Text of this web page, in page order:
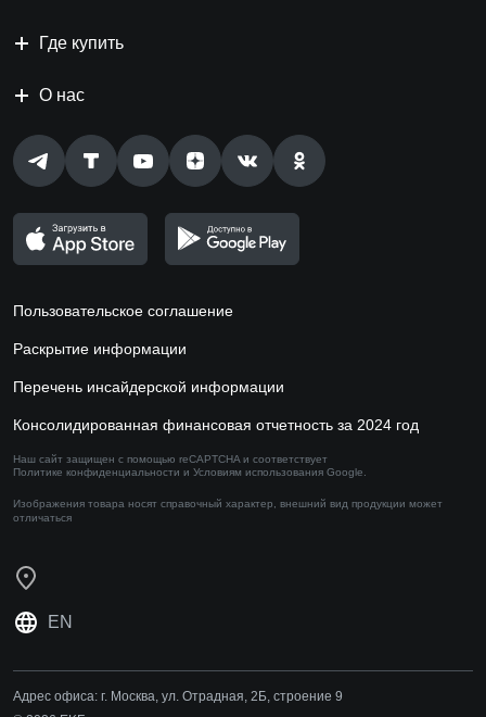
Где купить
О нас
Пользовательское соглашение
Раскрытие информации
Перечень инсайдерской информации
Консолидированная финансовая отчетность за 2024 год
Наш сайт защищен с помощью reCAPTCHA и соответствует
Политике конфиденциальности и Условиям использования Google.
Изображения товара носят справочный характер, внешний вид продукции может
отличаться
EN
Адрес офиса: г. Москва, ул. Отрадная, 2Б, строение 9